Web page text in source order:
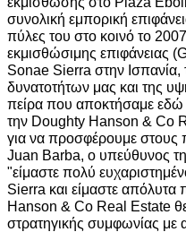
συνολική εμπορική
πύλες του στο κοινό το
εκμισθώσιμης επιφάνειας
Sonae Sierra στην Ισπανία,
δυνατοτήτων μας και της
πείρα που αποκτήσαμε
την Doughty Hanson & Co
για να προσφέρουμε στους
Juan Barba, ο υπεύθυνος
"είμαστε πολύ
Sierra και είμαστε απόλυτα
Hanson & Co Real Estate
στρατηγικής συμφωνίας με